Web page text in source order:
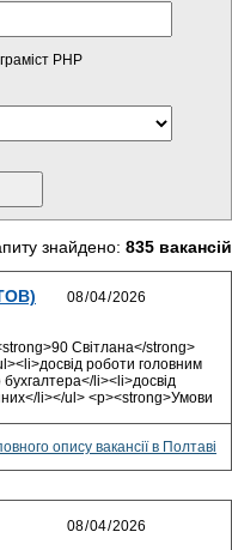
PHP
знайдено: 835 вакансій
Світлана</strong>
роботи головним
li><li>досвід
li></ul> <p><strong>Умови
опису вакансії в Полтаві